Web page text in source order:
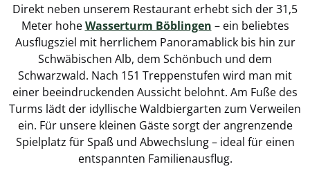
Direkt neben unserem Restaurant erhebt sich der 31,5
Meter hoheWasserturm Böblingen – ein beliebtes
Ausflugsziel mit herrlichem Panoramablick bis hin zur
Schwäbischen Alb, dem Schönbuch und dem
Schwarzwald. Nach 151 Treppenstufen wird man mit
einer beeindruckenden Aussicht belohnt. Am Fuße des
Turms lädt der idyllische Waldbiergarten zum Verweilen
ein. Für unsere kleinen Gäste sorgt der angrenzende
Spielplatz für Spaß und Abwechslung – ideal für einen
entspannten Familienausflug.